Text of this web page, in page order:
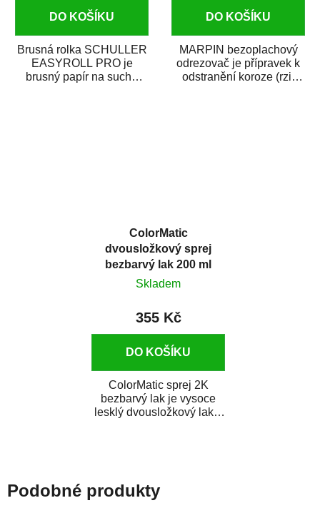
DO KOŠÍKU
Brusná rolka SCHULLER
EASYROLL PRO je
brusný papír na suché
DO KOŠÍKU
MARPIN bezoplachový
odrezovač je přípravek k
odstranění koroze (rzi)
ColorMatic
dvousložkový sprej
bezbarvý lak 200 ml
Skladem
355 Kč
DO KOŠÍKU
ColorMatic sprej 2K
bezbarvý lak je vysoce
lesklý dvousložkový lak s
Podobné produkty